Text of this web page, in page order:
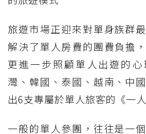
旅遊市場正迎來對單身族群
解決了單人房費的團費負擔，
更進一步照顧單人出遊的
灣、韓國、泰國、越南、中
出6支專屬於單人旅客的《一
一般的單人參團，往往是一